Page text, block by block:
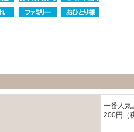
一番人気
200円（